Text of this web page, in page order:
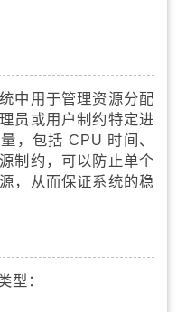
中用于管理资源分配
员或用户制约特定进
，包括 CPU 时间、
制约，可以防止单个
，从而保证系统的稳
型：